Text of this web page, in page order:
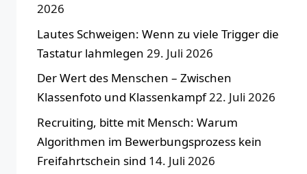
2026
Lautes Schweigen: Wenn zu viele Trigger die
Tastatur lahmlegen 29. Juli 2026
Der Wert des Menschen – Zwischen
Klassenfoto und Klassenkampf22. Juli 2026
Recruiting, bitte mit Mensch: Warum
Algorithmen im Bewerbungsprozess kein
Freifahrtschein sind 14. Juli 2026